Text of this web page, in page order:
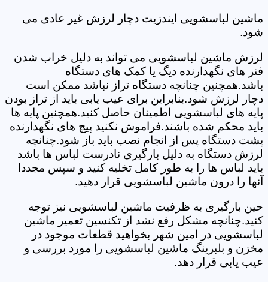
ماشین لباسشویی ایندزیت دچار لرزش غیر عادی می
شود.
لرزش ماشین لباسشویی می تواند به دلیل خراب شدن
فنر های نگهدارنده دیگ یا کمک های دستگاه
باشد.همچنین چنانچه دستگاه تراز نباشد ممکن است
دچار لرزش شود.بنابراین برای عیب یابی باید از تراز بودن
پایه های لباسشویی اطمینان حاصل کنید.همچنین پایه ها
باید محکم شده باشند.فراموش نکنید پیچ های نگهدارنده
پشت دستگاه پس از انجام نصب باید باز شود.چنانچه
لرزش دستگاه به دلیل بارگیری نادرست لباس ها باشد
باید لباس ها را به طور کامل تخلیه کنید و سپس مجددا
آنها را درون ماشین لباسشویی قرار دهید.
حین بارگیری به ظرفیت ماشین لباسشویی نیز توجه
کنید.چنانچه مشکل رفع نشد از تکنسین تعمیر ماشین
لباسشویی در امین شهر بخواهید قطعات موجود در
مخزن و بلبرینگ ماشین لباسشویی را مورد بررسی و
عیب یابی قرار دهد.